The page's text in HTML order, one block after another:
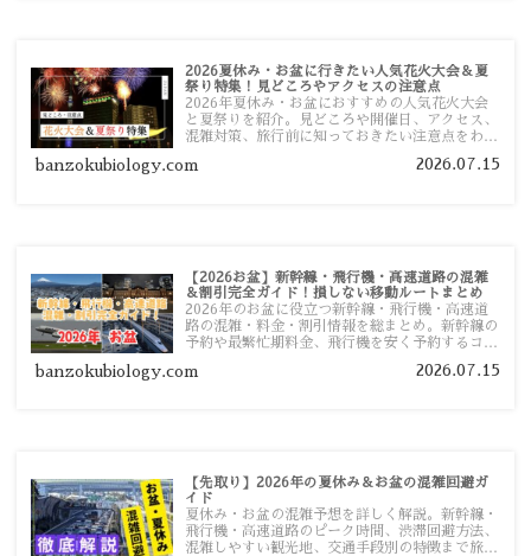
2026夏休み・お盆に行きたい人気花火大会＆夏
祭り特集！見どころやアクセスの注意点
2026年夏休み・お盆におすすめの人気花火大会
と夏祭りを紹介。見どころや開催日、アクセス、
混雑対策、旅行前に知っておきたい注意点をわか
banzokubiology.com 2026.07.15
【2026お盆】新幹線・飛行機・高速道路の混雑
＆割引完全ガイド！損しない移動ルートまとめ
2026年のお盆に役立つ新幹線・飛行機・高速道
路の混雑・料金・割引情報を総まとめ。新幹線の
予約や最繁忙期料金、飛行機を安く予約するコ
い移動方法を分かりやすく解説します。
banzokubiology.com 2026.07.15
【先取り】2026年の夏休み＆お盆の混雑回避ガ
イド
夏休み・お盆の混雑予想を詳しく解説。新幹線・
飛行機・高速道路のピーク時間、渋滞回避方法、
混雑しやすい観光地、交通手段別の特徴まで旅行